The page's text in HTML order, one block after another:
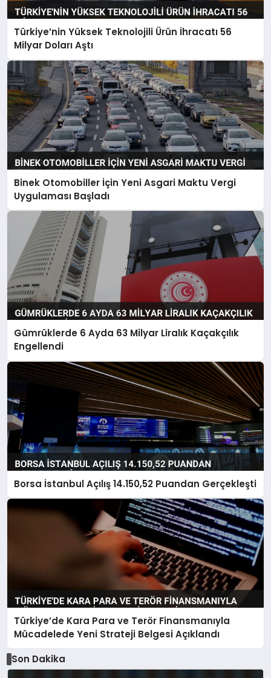
Türkiye’nin Yüksek Teknolojili Ürün İhracatı 56
Milyar Doları Aştı
Binek Otomobiller İçin Yeni Asgari Maktu Vergi
Uygulaması Başladı
Gümrüklerde 6 Ayda 63 Milyar Liralık Kaçakçılık
Engellendi
Borsa İstanbul Açılış 14.150,52 Puandan Gerçekleşti
Türkiye’de Kara Para ve Terör Finansmanıyla
Mücadelede Yeni Strateji Belgesi Açıklandı
Son Dakika